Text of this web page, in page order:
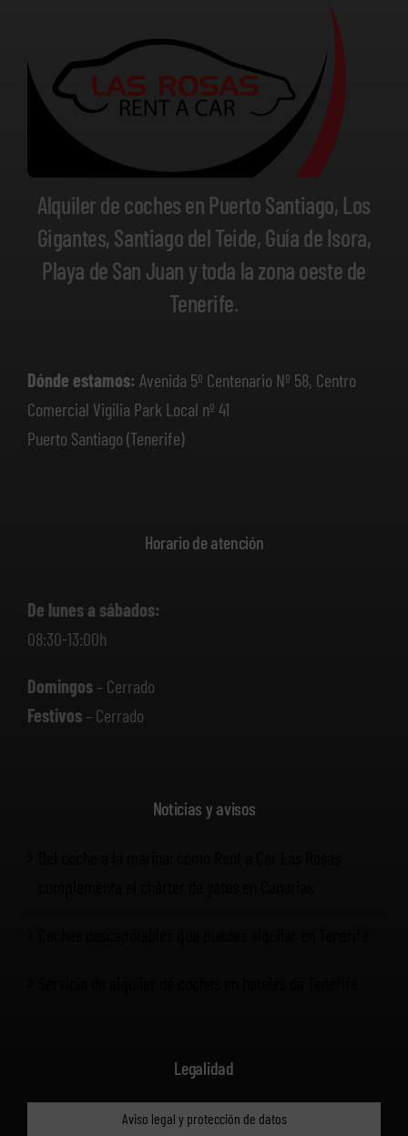
Alquiler de coches en Puerto Santiago, Los
Gigantes, Santiago del Teide, Guía de Isora,
Playa de San Juan y toda la zona oeste de
Tenerife.
Dónde estamos: Avenida 5º Centenario Nº 58, Centro
Comercial Vigilia Park Local nº 41
Puerto Santiago (Tenerife)
Horario de atención
De lunes a sábados:
08:30-13:00h
Domingos– Cerrado
Festivos– Cerrado
Noticias y avisos
Legalidad
Aviso legal y protección de datos